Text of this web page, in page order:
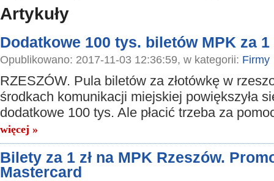
Artykuły
Dodatkowe 100 tys. biletów MPK za 1
Opublikowano: 2017-11-03 12:36:59, w kategorii: Firmy
RZESZÓW. Pula biletów za złotówkę w
środkach komunikacji miejskiej powiększyła
dodatkowe 100 tys. Ale płacić trzeba za
więcej »
Bilety za 1 zł na MPK Rzeszów.
Mastercard